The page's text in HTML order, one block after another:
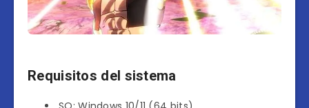
Requisitos del sistema